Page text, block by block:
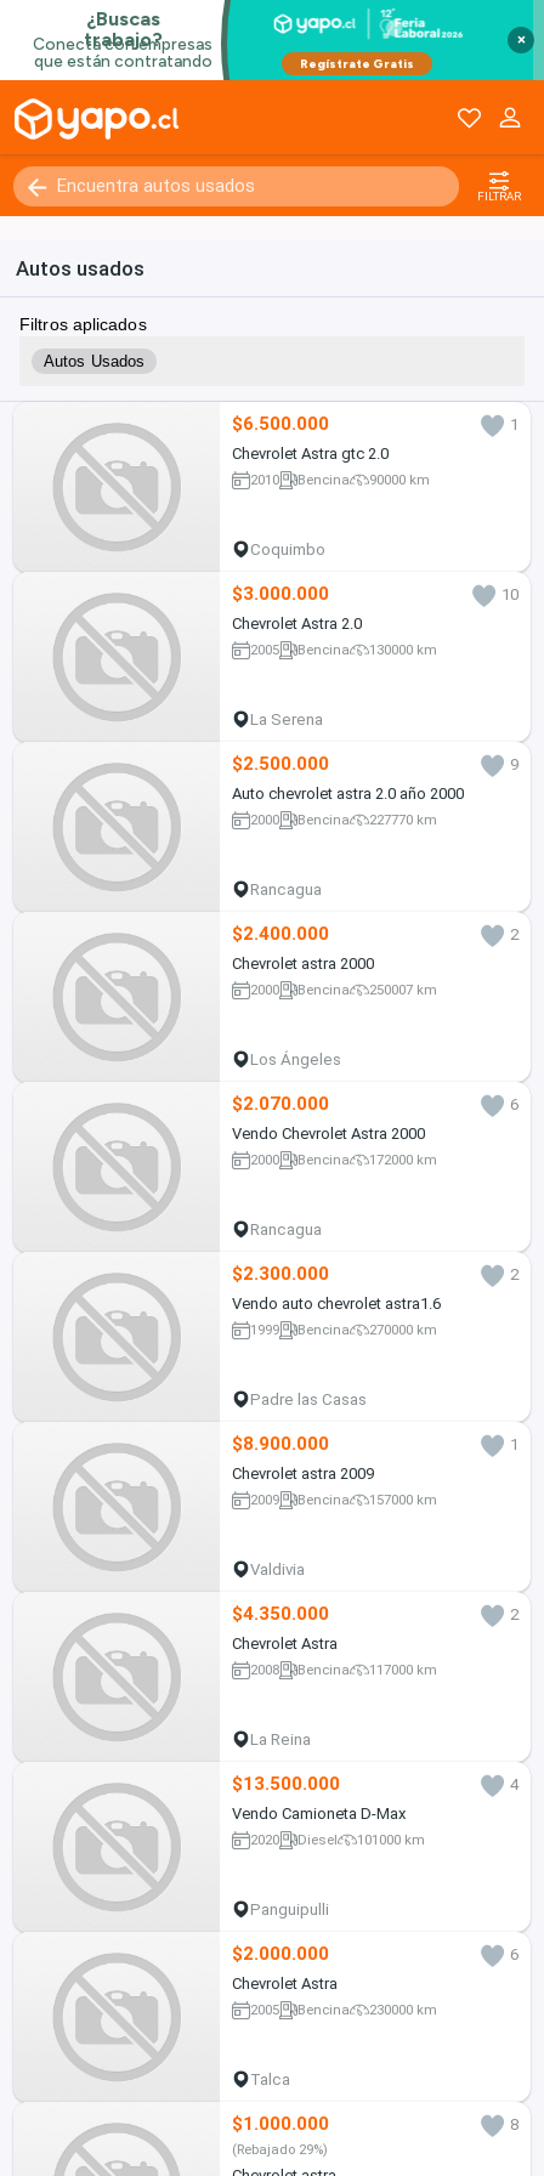
×
FILTRAR
Autos usados
Filtros aplicados
Autos Usados
$6.500.000
1
Chevrolet Astra gtc 2.0
2010 Bencina 90000 km
Coquimbo
$3.000.000
10
Chevrolet Astra 2.0
2005 Bencina 130000 km
La Serena
$2.500.000
9
Auto chevrolet astra 2.0 año 2000
2000 Bencina 227770 km
Rancagua
$2.400.000
2
Chevrolet astra 2000
2000 Bencina 250007 km
Los Ángeles
$2.070.000
6
Vendo Chevrolet Astra 2000
2000 Bencina 172000 km
Rancagua
$2.300.000
2
Vendo auto chevrolet astra1.6
1999 Bencina 270000 km
Padre las Casas
$8.900.000
1
Chevrolet astra 2009
2009 Bencina 157000 km
Valdivia
$4.350.000
2
Chevrolet Astra
2008 Bencina 117000 km
La Reina
$13.500.000
4
Vendo Camioneta D-Max
2020 Diesel 101000 km
Panguipulli
$2.000.000
6
Chevrolet Astra
2005 Bencina 230000 km
Talca
$1.000.000 8
(Rebajado 29%)